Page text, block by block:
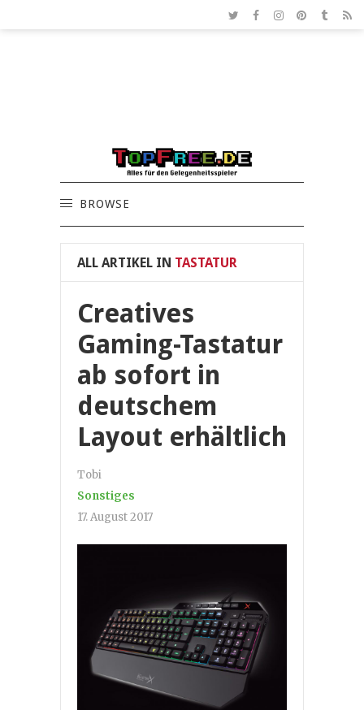
BROWSE
ALL ARTIKEL IN TASTATUR
Creatives
Gaming-Tastatur
ab sofort in
deutschem
Layout erhältlich
Tobi
Sonstiges
17. August 2017